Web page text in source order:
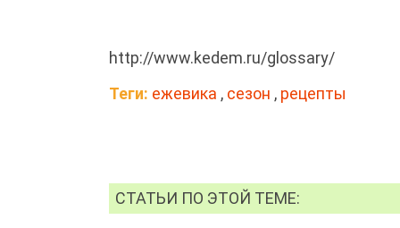
http://www.kedem.ru/glossary/
Теги: ежевика , сезон , рецепты
СТАТЬИ ПО ЭТОЙ ТЕМЕ: